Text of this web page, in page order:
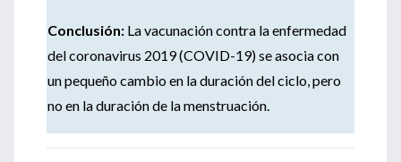
Conclusión: La vacunación contra la enfermedad
del coronavirus 2019 (COVID-19) se asocia con
un pequeño cambio en la duración del ciclo, pero
no en la duración de la menstruación.